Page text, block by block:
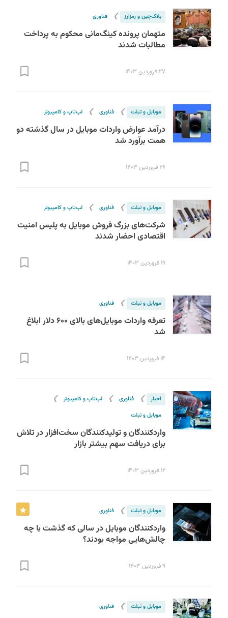
بلاک‌چین و رمزارز ❯ فناوری
متهمان پرونده کینگ‌مانی محکوم به پرداخت
مطالبات شدند
۲۷ فروردین ۱۴۰۳
موبایل و تبلت ❯ فناوری ❯ لپ‌تاپ و کامپیوتر
درآمد عوارض واردات موبایل در سال گذشته دو
همت برآورد شد
۲۶ فروردین ۱۴۰۳
موبایل و تبلت ❯ فناوری ❯ لپ‌تاپ و کامپیوتر
شرکت‌های بزرگ فروش موبایل به پلیس امنیت
اقتصادی احضار شدند
۱۹ فروردین ۱۴۰۳
موبایل و تبلت ❯ فناوری
تعرفه واردات موبایل‌های بالای ۶۰۰ دلار ابلاغ
شد
۱۴ فروردین ۱۴۰۳
اخبار ❯ فناوری ❯ لپ‌تاپ و کامپیوتر ❯
موبایل و تبلت
واردکنندگان و تولیدکنندگان سخت‌افزار در تلاش
برای دریافت سهم‌ بیشتر بازار
۱۲ فروردین ۱۴۰۳
موبایل و تبلت ❯ فناوری
واردکنندگان موبایل در سالی که گذشت با چه
چالش‌‌هایی مواجه بودند؟
۹ فروردین ۱۴۰۳
موبایل و تبلت ❯ فناوری